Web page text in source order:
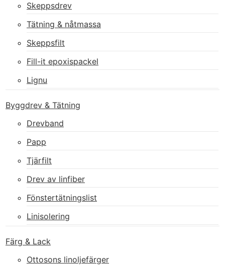
Skeppsdrev
Tätning & nåtmassa
Skeppsfilt
Fill-it epoxispackel
Lignu
Byggdrev & Tätning
Drevband
Papp
Tjärfilt
Drev av linfiber
Fönstertätningslist
Linisolering
Färg & Lack
Ottosons linoljefärger